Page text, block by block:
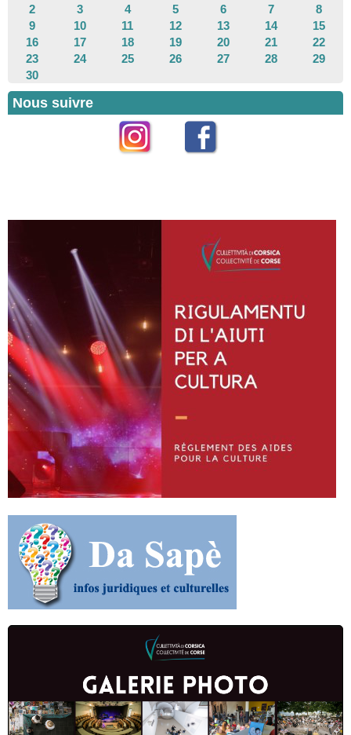
2
3 4 5 6 7
8
9
10 11 12 13 14
15
16
17 18 19 20 21
22
23
24 25 26 27 28
29
30
Nous suivre